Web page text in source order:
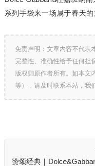
系列手袋来一场属于春天的
免责声明：文章内容不代表
完整性、准确性给予任何担
版权归原作者所有。如本文
等），请及时联系本站，我
赞颂经典｜